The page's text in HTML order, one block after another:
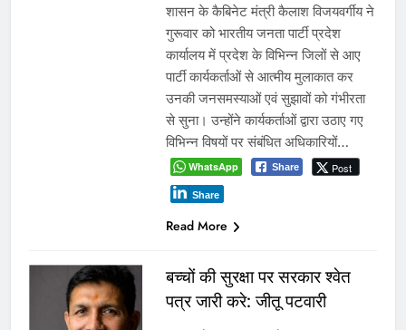
शासन के कैबिनेट मंत्री कैलाश विजयवर्गीय ने
गुरूवार को भारतीय जनता पार्टी प्रदेश
कार्यालय में प्रदेश के विभिन्न जिलों से आए
पार्टी कार्यकर्ताओं से आत्मीय मुलाकात कर
उनकी जनसमस्याओं एवं सुझावों को गंभीरता
से सुना। उन्होंने कार्यकर्ताओं द्वारा उठाए गए
विभिन्न विषयों पर संबंधित अधिकारियों…
WhatsApp Share Post
Share
Read More
बच्चों की सुरक्षा पर सरकार श्वेत
पत्र जारी करे: जीतू पटवारी